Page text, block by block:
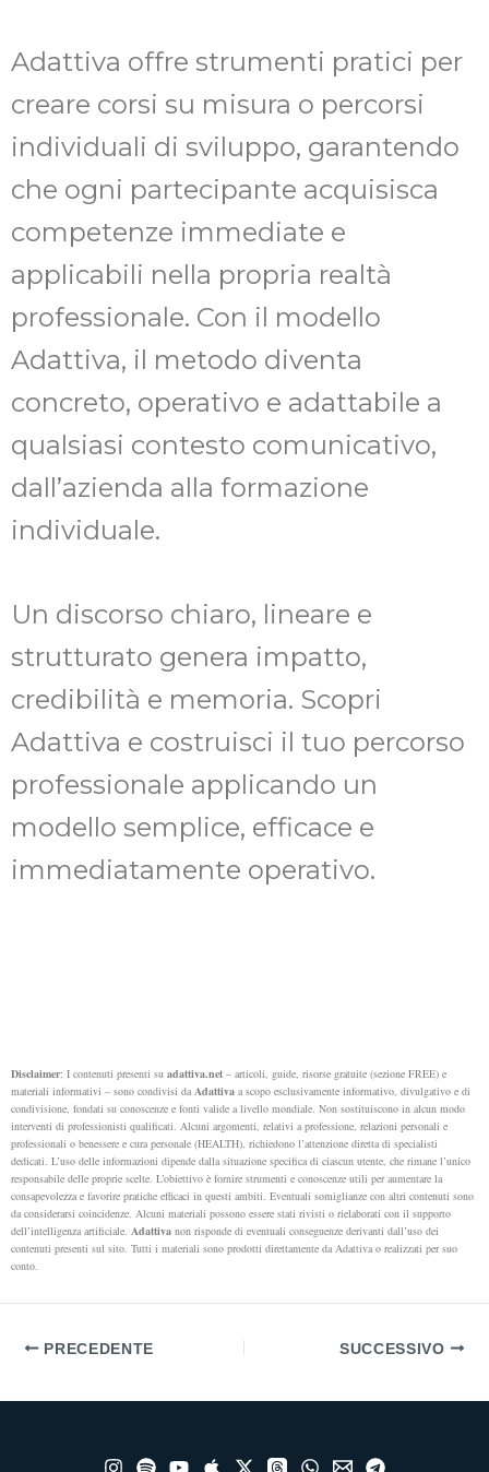
Adattiva offre strumenti pratici per
creare corsi su misura o percorsi
individuali di sviluppo, garantendo
che ogni partecipante acquisisca
competenze immediate e
applicabili nella propria realtà
professionale. Con il modello
Adattiva, il metodo diventa
concreto, operativo e adattabile a
qualsiasi contesto comunicativo,
dall’azienda alla formazione
individuale.
Un discorso chiaro, lineare e
strutturato genera impatto,
credibilità e memoria. Scopri
Adattiva e costruisci il tuo percorso
professionale applicando un
modello semplice, efficace e
immediatamente operativo.
Disclaimer: I contenuti presenti su adattiva.net – articoli, guide, risorse gratuite (sezione FREE) e
materiali informativi – sono condivisi da Adattiva a scopo esclusivamente informativo, divulgativo e di
condivisione, fondati su conoscenze e fonti valide a livello mondiale. Non sostituiscono in alcun modo
interventi di professionisti qualificati. Alcuni argomenti, relativi a professione, relazioni personali e
professionali o benessere e cura personale (HEALTH), richiedono l’attenzione diretta di specialisti
dedicati. L’uso delle informazioni dipende dalla situazione specifica di ciascun utente, che rimane l’unico
responsabile delle proprie scelte. L’obiettivo è fornire strumenti e conoscenze utili per aumentare la
consapevolezza e favorire pratiche efficaci in questi ambiti. Eventuali somiglianze con altri contenuti sono
da considerarsi coincidenze. Alcuni materiali possono essere stati rivisti o rielaborati con il supporto
dell’intelligenza artificiale. Adattiva non risponde di eventuali conseguenze derivanti dall’uso dei
contenuti presenti sul sito. Tutti i materiali sono prodotti direttamente da Adattiva o realizzati per suo
conto.
PRECEDENTE SUCCESSIVO